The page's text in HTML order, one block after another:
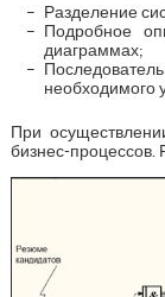
Разделение
Подробное
диаграммах;
необходимого
При
бизнес-процессов.